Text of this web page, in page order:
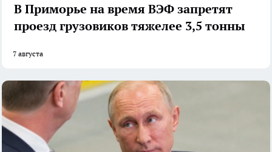
В Приморье на время ВЭФ запретят
проезд грузовиков тяжелее 3,5 тонны
7 августа